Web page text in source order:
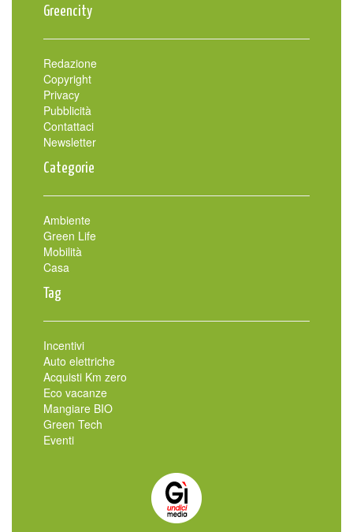
Greencity
Redazione
Copyright
Privacy
Pubblicità
Contattaci
Newsletter
Categorie
Ambiente
Green Life
Mobilità
Casa
Tag
Incentivi
Auto elettriche
Acquisti Km zero
Eco vacanze
Mangiare BIO
Green Tech
Eventi